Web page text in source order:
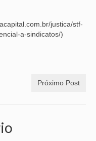
justica/stf-
a-sindicatos/)
Próximo Post